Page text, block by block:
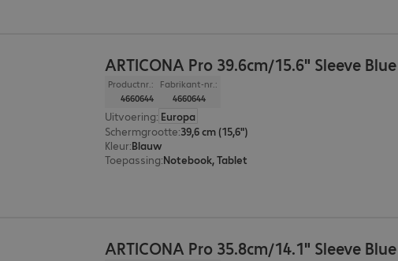
ARTICONA Pro 39.6cm/15.6" Sleeve Blue
Productnr.:
4660644
Fabrikant-nr.:
4660644
Uitvoering: Europa
Schermgrootte:39,6 cm (15,6")
Kleur:Blauw
Toepassing:Notebook, Tablet
ARTICONA Pro 35.8cm/14.1" Sleeve Blue